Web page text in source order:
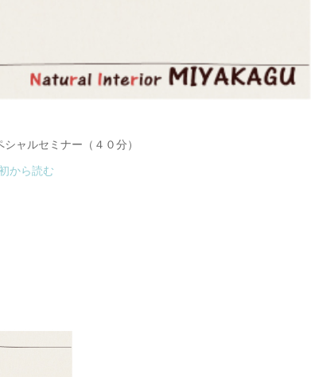
ャルセミナー（４０分）
から読む